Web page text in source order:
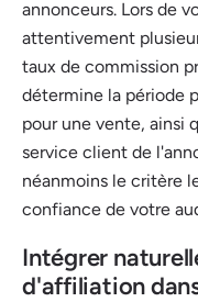
annonceurs. Lors de
attentivement
taux de commission
détermine la période
pour une vente, ainsi
service client de
néanmoins le critère
confiance de votre
Intégrer
d'affiliation